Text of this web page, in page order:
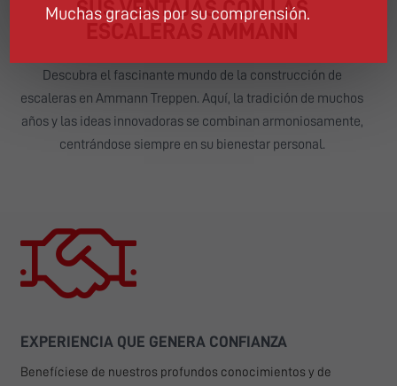
SUS VENTAJAS CON LAS
Descubra el fascinante mundo de la construcción de
escaleras en Ammann Treppen. Aquí, la tradición de muchos
años y las ideas innovadoras se combinan armoniosamente,
centrándose siempre en su bienestar personal.
EXPERIENCIA QUE GENERA CONFIANZA
Benefíciese de nuestros profundos conocimientos y de
Muchas gracias por su comprensión.